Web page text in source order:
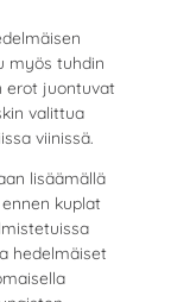
myös tuhdin
erot juontuvat
valittua
viinissä.
lisäämällä
kuplat
hedelmäiset